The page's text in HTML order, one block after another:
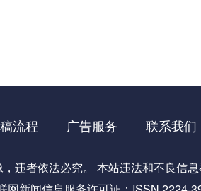
流程 广告服务 联系我们
违者依法必究。 本站违法和不良信